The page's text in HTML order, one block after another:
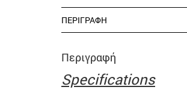
ΠΕΡΙΓΡΑΦΉ
Περιγραφή
Specifications